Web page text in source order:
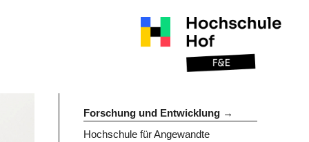
Forschung und Entwicklung
Hochschule für Angewandte